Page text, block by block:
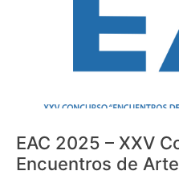
EAC 2025 – XXV
Encuentros de